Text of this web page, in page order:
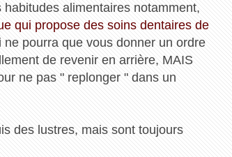
alimentaires notamment,
qui propose des soins dentaires de
pourra que vous donner un ordre
de revenir en arrière, MAIS
ne pas " replonger " dans un
des lustres, mais sont toujours